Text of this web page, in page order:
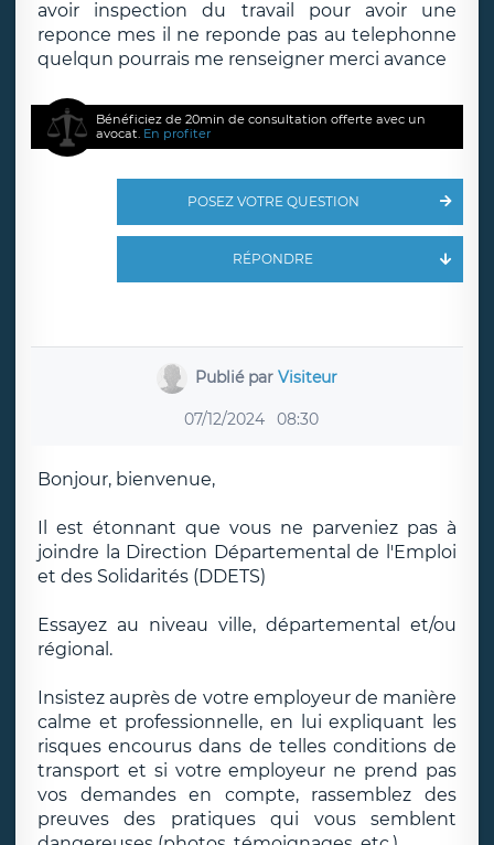
avoir inspection du travail pour avoir une
reponce mes il ne reponde pas au telephonne
quelqun pourrais me renseigner merci avance
Bénéficiez de 20min de consultation offerte avec un
avocat. En profiter
POSEZ VOTRE QUESTION
RÉPONDRE
Publié parVisiteur
07/12/2024 08:30
Bonjour, bienvenue,
Il est étonnant que vous ne parveniez pas à
joindre la Direction Départemental de l'Emploi
et des Solidarités (DDETS)
Essayez au niveau ville, départemental et/ou
régional.
Insistez auprès de votre employeur de manière
calme et professionnelle, en lui expliquant les
risques encourus dans de telles conditions de
transport et si votre employeur ne prend pas
vos demandes en compte, rassemblez des
preuves des pratiques qui vous semblent